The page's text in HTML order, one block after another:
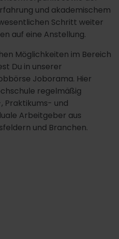
und akademischem
Schritt weiter
auf eine Anstellung.
Möglichkeiten im Bereich
Du in unserer
Joborama. Hier
regelmäßig
Praktikums- und
Arbeitgeber aus
und Branchen.